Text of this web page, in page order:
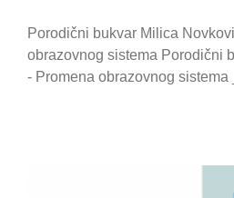
Porodični bukvar Milica
obrazovnog sistema Porodični
- Promena obrazovnog sistema